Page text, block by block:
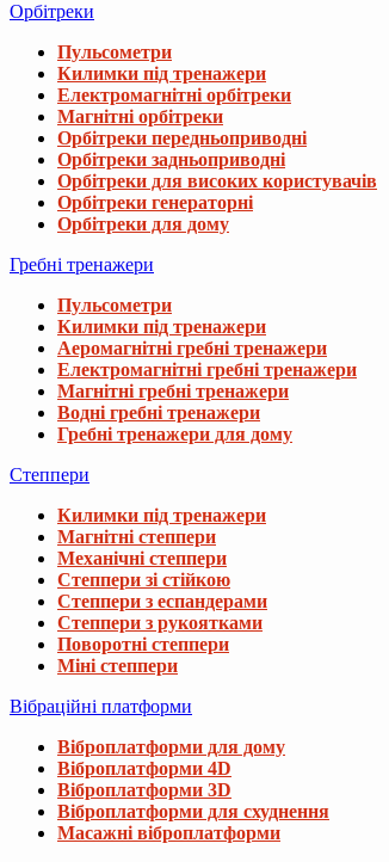
Орбітреки
Пульсометри
Килимки під тренажери
Електромагнітні орбітреки
Магнітні орбітреки
Орбітреки передньоприводні
Орбітреки задньоприводні
Орбітреки для високих користувачів
Орбітреки генераторні
Орбітреки для дому
Гребні тренажери
Пульсометри
Килимки під тренажери
Аеромагнітні гребні тренажери
Електромагнітні гребні тренажери
Магнітні гребні тренажери
Водні гребні тренажери
Гребні тренажери для дому
Степпери
Килимки під тренажери
Магнітні степпери
Механічні степпери
Степпери зі стійкою
Степпери з еспандерами
Степпери з рукоятками
Поворотні степпери
Міні степпери
Вібраційні платформи
Віброплатформи для дому
Віброплатформи 4D
Віброплатформи 3D
Віброплатформи для схуднення
Масажні віброплатформи